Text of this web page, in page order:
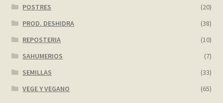
POSTRES
(20)
PROD. DESHIDRA
(38)
REPOSTERIA
(10)
SAHUMERIOS
(7)
SEMILLAS
(33)
VEGE Y VEGANO
(65)